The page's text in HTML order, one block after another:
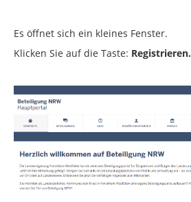
Es öffnet sich ein kleines Fenster.
Klicken Sie auf die Taste: Registrieren.